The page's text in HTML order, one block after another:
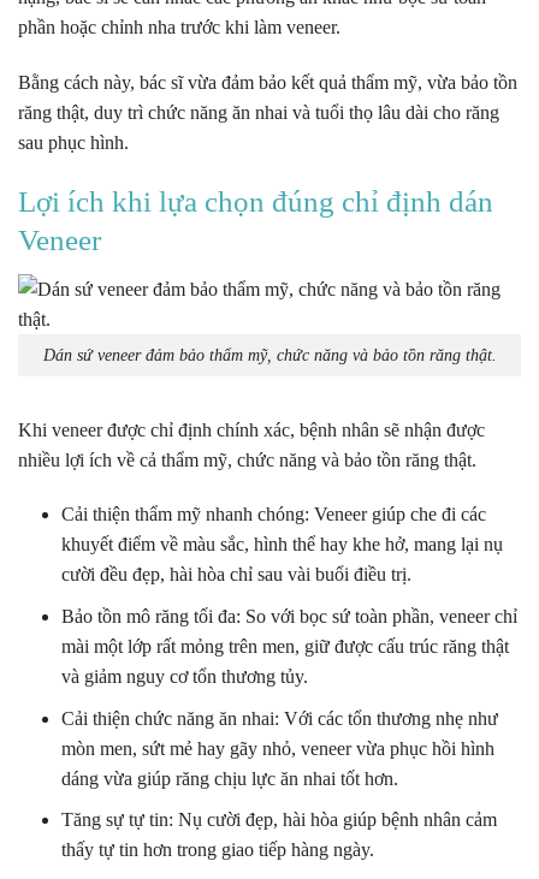
phần hoặc chỉnh nha trước khi làm veneer.
Bằng cách này, bác sĩ vừa đảm bảo kết quả thẩm mỹ, vừa bảo tồn
răng thật, duy trì chức năng ăn nhai và tuổi thọ lâu dài cho răng
sau phục hình.
Lợi ích khi lựa chọn đúng chỉ định dán
Veneer
Dán sứ veneer đảm bảo thẩm mỹ, chức năng và bảo tồn răng thật.
Khi veneer được chỉ định chính xác, bệnh nhân sẽ nhận được
nhiều lợi ích về cả thẩm mỹ, chức năng và bảo tồn răng thật.
Cải thiện thẩm mỹ nhanh chóng: Veneer giúp che đi các
khuyết điểm về màu sắc, hình thể hay khe hở, mang lại nụ
cười đều đẹp, hài hòa chỉ sau vài buổi điều trị.
Bảo tồn mô răng tối đa: So với bọc sứ toàn phần, veneer chỉ
mài một lớp rất mỏng trên men, giữ được cấu trúc răng thật
và giảm nguy cơ tổn thương tủy.
Cải thiện chức năng ăn nhai: Với các tổn thương nhẹ như
mòn men, sứt mẻ hay gãy nhỏ, veneer vừa phục hồi hình
dáng vừa giúp răng chịu lực ăn nhai tốt hơn.
Tăng sự tự tin: Nụ cười đẹp, hài hòa giúp bệnh nhân cảm
thấy tự tin hơn trong giao tiếp hàng ngày.